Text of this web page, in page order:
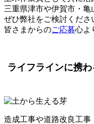
三重県津市や伊賀市・亀
ぜひ弊社をご検討くださ
皆さまからのご応募心よ
ライフラインに携
造成工事や道路改良工事